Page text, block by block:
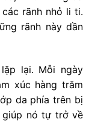
rãnh nhỏ li ti.
rãnh này dần
lại. Mỗi ngày
xúc hàng trăm
da phía trên bị
giúp nó tự trở về